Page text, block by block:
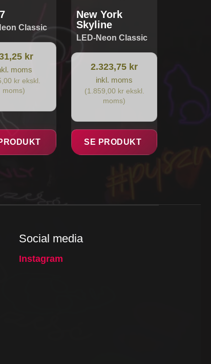
Classic
kr
moms
kr ekskl.
moms)
New York
Skyline
LED-Neon Classic
2.323,75 kr
inkl. moms
(1.859,00 kr ekskl.
moms)
SE PRODUKT
Social media
Instagram